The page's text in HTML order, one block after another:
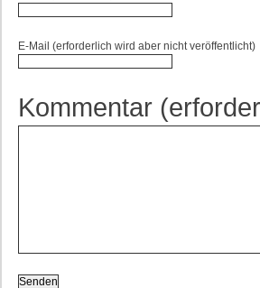
E-Mail (erforderlich wird aber nicht veröffentlicht)
Kommentar